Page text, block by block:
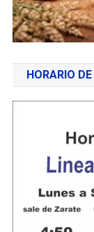
HORARIO